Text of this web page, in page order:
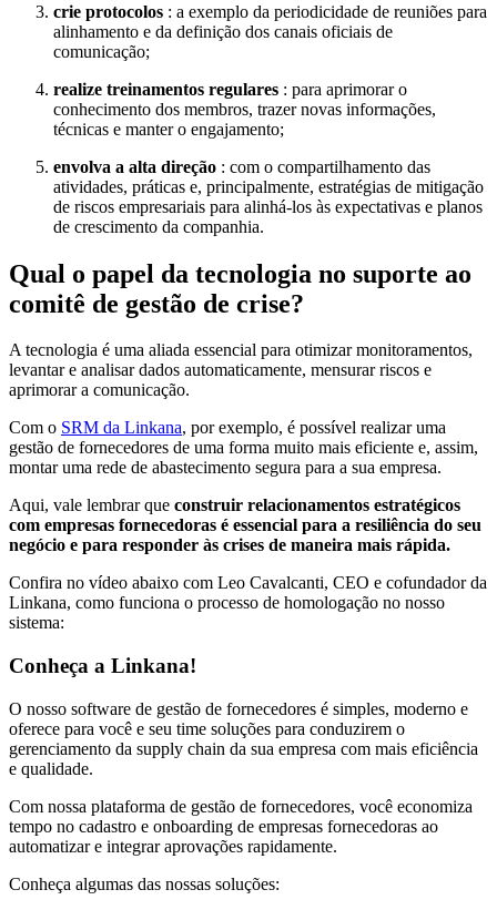
crie protocolos : a exemplo da periodicidade de reuniões para
alinhamento e da definição dos canais oficiais de
comunicação;
realize treinamentos regulares : para aprimorar o
conhecimento dos membros, trazer novas informações,
técnicas e manter o engajamento;
envolva a alta direção : com o compartilhamento das
atividades, práticas e, principalmente, estratégias de mitigação
de riscos empresariais para alinhá-los às expectativas e planos
de crescimento da companhia.
Qual o papel da tecnologia no suporte ao
comitê de gestão de crise?
A tecnologia é uma aliada essencial para otimizar monitoramentos,
levantar e analisar dados automaticamente, mensurar riscos e
aprimorar a comunicação.
Com o SRM da Linkana, por exemplo, é possível realizar uma
gestão de fornecedores de uma forma muito mais eficiente e, assim,
montar uma rede de abastecimento segura para a sua empresa.
Aqui, vale lembrar que construir relacionamentos estratégicos
com empresas fornecedoras é essencial para a resiliência do seu
negócio e para responder às crises de maneira mais rápida.
Confira no vídeo abaixo com Leo Cavalcanti, CEO e cofundador da
Linkana, como funciona o processo de homologação no nosso
sistema:
Conheça a Linkana!
O nosso software de gestão de fornecedores é simples, moderno e
oferece para você e seu time soluções para conduzirem o
gerenciamento da supply chain da sua empresa com mais eficiência
e qualidade.
Com nossa plataforma de gestão de fornecedores, você economiza
tempo no cadastro e onboarding de empresas fornecedoras ao
automatizar e integrar aprovações rapidamente.
Conheça algumas das nossas soluções: